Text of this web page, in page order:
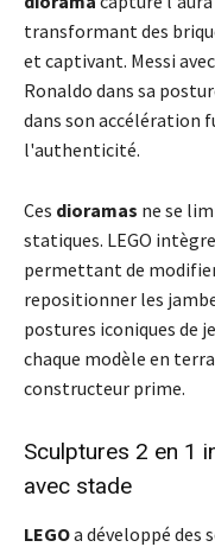
transformant des
et captivant. Messi
Ronaldo dans sa
dans son accélération
l'authenticité.
Ces dioramas ne se
statiques. LEGO
permettant de
repositionner les
postures iconiques de
chaque modèle en
constructeur prime.
Sculptures 2 en 1
avec stade
LEGOa développé des